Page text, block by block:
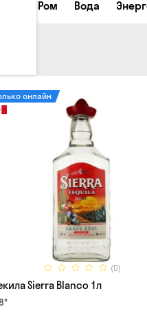
Ром Вода
(0)
онлайн
Sierra Blanco 1л